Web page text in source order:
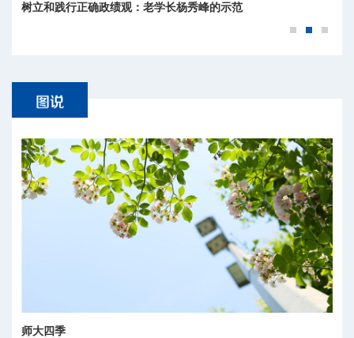
树立和践行正确政绩观：老学长杨秀峰的示范
师大四季